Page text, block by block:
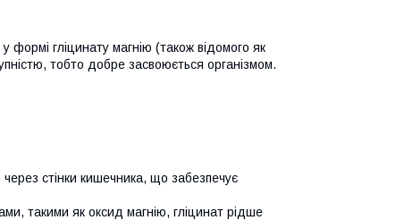
гліцинату магнію (також відомого як
тобто добре засвоюється організмом.
через стінки кишечника, що забезпечує
такими як оксид магнію, гліцинат рідше